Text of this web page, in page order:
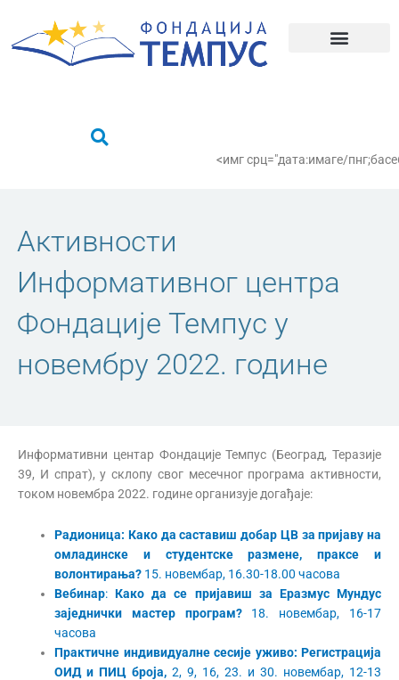
садржај
<имг срц="дата:имаге/
Активности
Информативног центра
Фондације Темпус у
новембру 2022. године
Информативни центар Фондације Темпус (Београд, Теразије
39, И спрат), у склопу свог месечног програма активности,
током новембра 2022. године организује догађаје:
Радионица: Како да саставиш добар ЦВ за пријаву на
омладинске и студентске размене, праксе и
волонтирања? 15. новембар, 16.30-18.00 часова
Вебинар:Како да се пријавиш за Еразмус Мундус
заједнички мастер програм? 18. новембар, 16-17
часова
Практичне индивидуалне сесије уживо: Регистрација
ОИД и ПИЦ броја,2, 9, 16, 23. и 30. новембар, 12-13